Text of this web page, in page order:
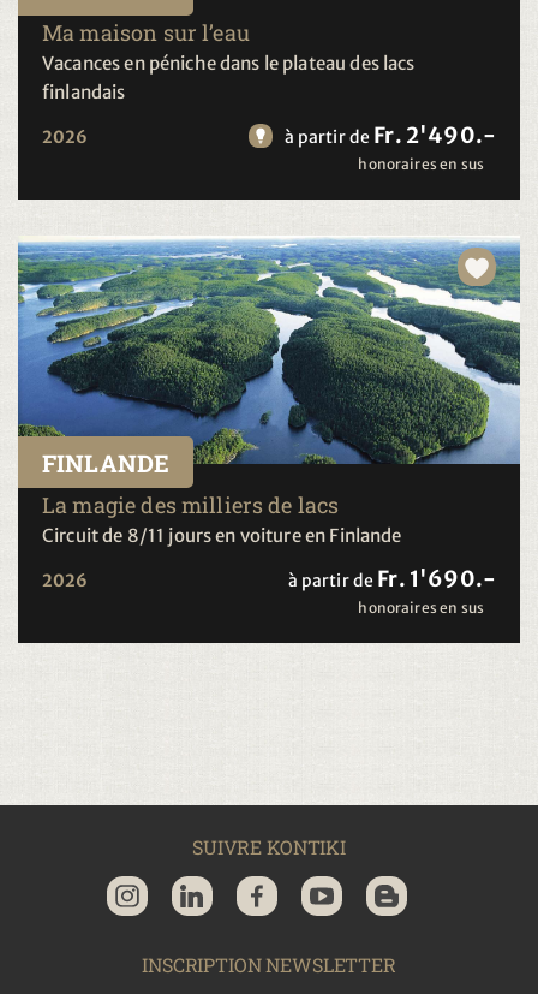
Ma maison sur l’eau
Vacances en péniche dans le plateau des lacs
finlandais
2026 à partir de Fr. 2'490.-
honoraires en sus
FINLANDE
La magie des milliers de lacs
Circuit de 8/11 jours en voiture en Finlande
2026 à partir de Fr. 1'690.-
honoraires en sus
SUIVRE KONTIKI
INSCRIPTION NEWSLETTER